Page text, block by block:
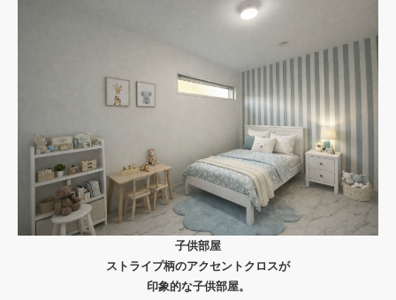
子供部屋
ストライプ柄のアクセントクロスが
印象的な子供部屋。